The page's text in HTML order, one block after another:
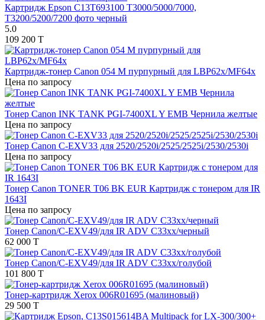
Картридж Epson C13T693100 T3000/5000/7000,
Т3200/5200/7200 фото черный
5.0
109 200 T
Картридж-тонер Canon 054 M пурпурный для LBP62х/MF64x
Цена по запросу
Тонер Canon INK TANK PGI-7400XL Y EMB Чернила желтые
Цена по запросу
Тонер Canon C-EXV33 для 2520/2520i/2525/2525i/2530/2530i
Цена по запросу
Тонер Canon TONER T06 BK EUR Картридж с тонером для IR
1643I
Цена по запросу
Тонер Canon/C-EXV49/для IR ADV C33xx/черный
62 000 T
Тонер Canon/C-EXV49/для IR ADV C33xx/голубой
101 800 T
Тонер-картридж Xerox 006R01695 (малиновый)
29 500 T